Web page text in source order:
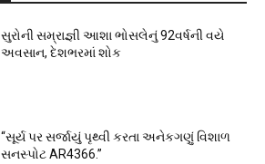
સુરોની સમ્રાજ્ઞી આશા ભોસલેનું 92વર્ષની વયે
અવસાન, દેશભરમાં શોક
“સૂર્ય પર સર્જાયું પૃથ્વી કરતા અનેકગણું વિશાળ
સનસ્પોટ AR4366.”